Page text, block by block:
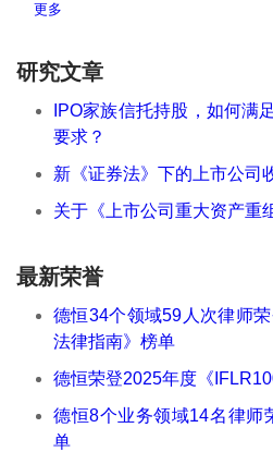
更多
研究文章
IPO家族信托持股，如何满
要求？
新《证券法》下的上市公司
关于《上市公司重大资产重
最新荣誉
德恒34个领域59人次律师
法律指南》榜单
德恒荣登2025年度《
德恒8个业务领域14名律师
单